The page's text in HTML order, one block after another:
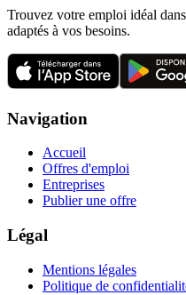
Trouvez votre emploi idéal
adaptés à vos besoins.
Navigation
Accueil
Offres d'emploi
Entreprises
Publier une offre
Légal
Mentions légales
Politique de